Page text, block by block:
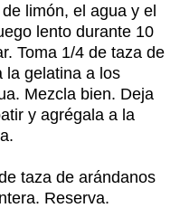
limón, el agua y el
lento durante 10
Toma 1/4 de taza de
la gelatina a los
Mezcla bien. Deja
y agrégala a la
taza de arándanos
Reserva.